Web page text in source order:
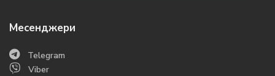
Месенджери
Telegram
Viber